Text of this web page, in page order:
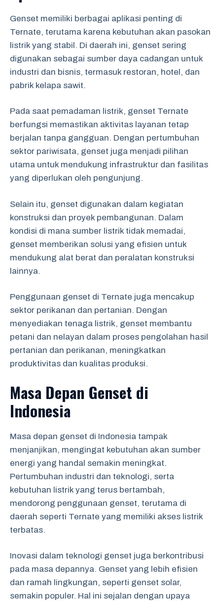
Genset memiliki berbagai aplikasi penting di
Ternate, terutama karena kebutuhan akan pasokan
listrik yang stabil. Di daerah ini, genset sering
digunakan sebagai sumber daya cadangan untuk
industri dan bisnis, termasuk restoran, hotel, dan
pabrik kelapa sawit.
Pada saat pemadaman listrik, genset Ternate
berfungsi memastikan aktivitas layanan tetap
berjalan tanpa gangguan. Dengan pertumbuhan
sektor pariwisata, genset juga menjadi pilihan
utama untuk mendukung infrastruktur dan fasilitas
yang diperlukan oleh pengunjung.
Selain itu, genset digunakan dalam kegiatan
konstruksi dan proyek pembangunan. Dalam
kondisi di mana sumber listrik tidak memadai,
genset memberikan solusi yang efisien untuk
mendukung alat berat dan peralatan konstruksi
lainnya.
Penggunaan genset di Ternate juga mencakup
sektor perikanan dan pertanian. Dengan
menyediakan tenaga listrik, genset membantu
petani dan nelayan dalam proses pengolahan hasil
pertanian dan perikanan, meningkatkan
produktivitas dan kualitas produksi.
Masa Depan Genset di
Indonesia
Masa depan genset di Indonesia tampak
menjanjikan, mengingat kebutuhan akan sumber
energi yang handal semakin meningkat.
Pertumbuhan industri dan teknologi, serta
kebutuhan listrik yang terus bertambah,
mendorong penggunaan genset, terutama di
daerah seperti Ternate yang memiliki akses listrik
terbatas.
Inovasi dalam teknologi genset juga berkontribusi
pada masa depannya. Genset yang lebih efisien
dan ramah lingkungan, seperti genset solar,
semakin populer. Hal ini sejalan dengan upaya